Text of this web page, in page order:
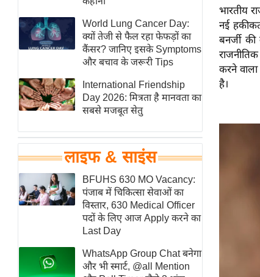
बॉलीवुड
हॉलीवुड
फिल्म समीक्षा
Breaking
News
टेक्नॉलॉजी
ब्यूटी/फैशन
घरेलू नुस्खे
पर्यटन स्थल
फिटनेस मंत्रा
रिलेशनशिप
राजनीति
विश्लेषण
World Lung Cancer Day:
क्यों तेजी से फैल रहा फेफड़ों का
कैंसर? जानिए इसके Symptoms
और बचाव के जरूरी Tips
International Friendship
Day 2026: मित्रता है मानवता का
सबसे मजबूत सेतु
लाइफ & साइंस
BFUHS 630 MO Vacancy:
पंजाब में चिकित्सा सेवाओं का
विस्तार, 630 Medical Officer
पदों के लिए आज Apply करने का
Last Day
WhatsApp Group Chat बनेगा
और भी स्मार्ट, @all Mention
भारतीय
नई
बनर्जी
करने
है।